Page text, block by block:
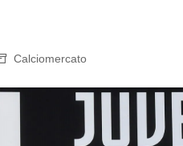
Calciomercato